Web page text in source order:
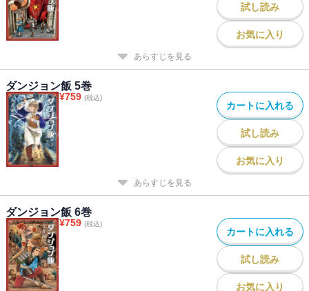
試し読み
お気に入り
あらすじを見る
ダンジョン飯 5巻
¥759 (税込)
カートに入れる
試し読み
お気に入り
あらすじを見る
ダンジョン飯 6巻
¥759 (税込)
カートに入れる
試し読み
お気に入り